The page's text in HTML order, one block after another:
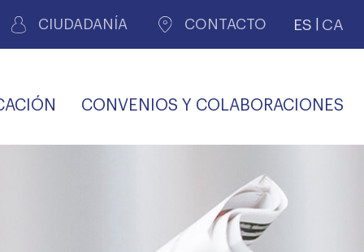
CIUDADANÍA CONTACTO ES CA
CONVENIOS Y COLABORACIONES
PERSONAL LABORAL
SALUD Y APOYO AL
VIDA
PROFESIONAL
TRANSPARENCIA
TRÁMITES CONSULTA